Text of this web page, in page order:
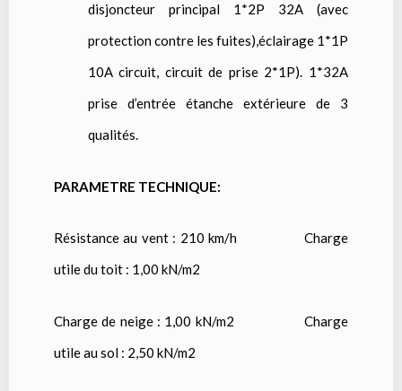
disjoncteur principal 1*2P 32A (avec
protection contre les fuites),éclairage 1*1P
10A circuit, circuit de prise 2*1P). 1*32A
prise d’entrée étanche extérieure de 3
qualités.
PARAMETRE TECHNIQUE:
Résistance au vent : 210 km/h Charge
utile du toit : 1,00 kN/m2
Charge de neige : 1,00 kN/m2 Charge
utile au sol : 2,50 kN/m2